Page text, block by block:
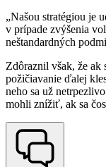
„Našou stratégiou je
v prípade zvýšenia
neštandardných
Zdôraznil však, že ak
požičiavanie ďalej
neho sa už
mohli znížiť, ak sa